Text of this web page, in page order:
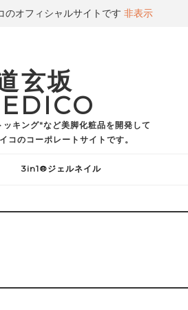
玄坂
キング"など美脚化粧品を開発して
コのコーポレートサイトです。
3in1®ジェルネイル
のオフィシャルサイトです 非表示